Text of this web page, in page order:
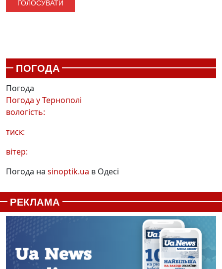
ПОГОДА
Погода
Погода уТернополі
вологість:
тиск:
вітер:
Погода на sinoptik.ua в Одесі
РЕКЛАМА